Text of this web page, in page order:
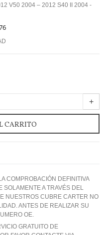
V50 2004 – 2012 S40 II 2004 -
+
CARRITO
COMPROBACIÓN DEFINITIVA
SOLAMENTE A TRAVÉS DEL
NUESTROS CUBRE CARTER NO
ANTES DE REALIZAR SU
OE.
GRATUITO DE